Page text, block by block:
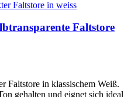
Faltstore
Faltstore in klassischem Weiß.
gehalten und eignet sich ideal